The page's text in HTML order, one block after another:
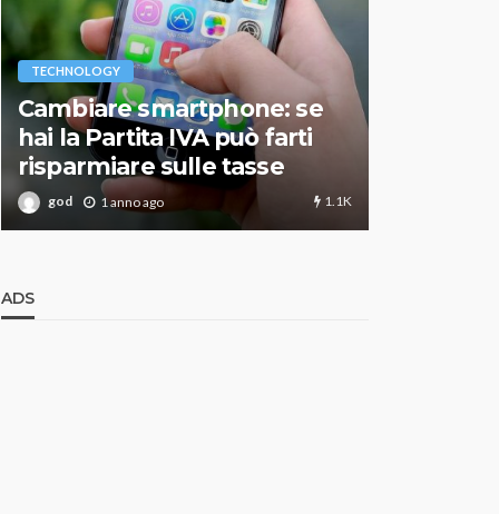
TECHNOLOGY
Cambiare smartphone: se
hai la Partita IVA può farti
risparmiare sulle tasse
god 1 anno ago 1.1K
ADS